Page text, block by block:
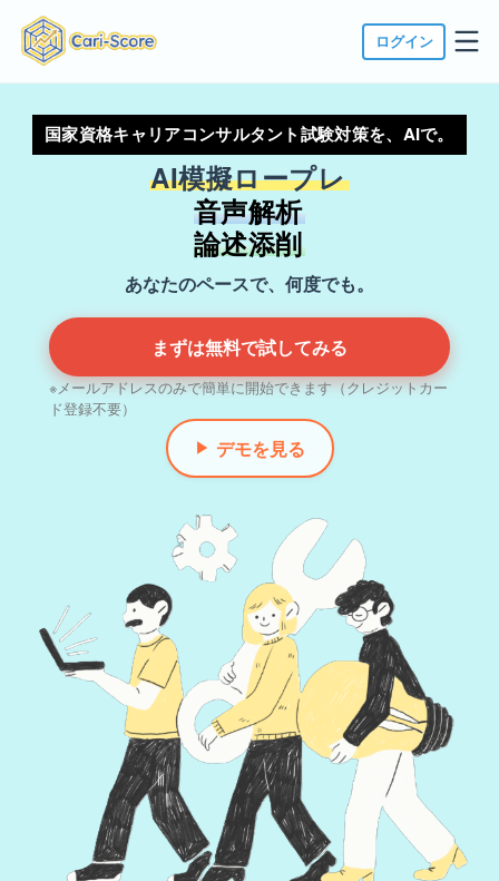
ログイン
国家資格キャリアコンサルタント試験対策を、AIで。
AI模擬ロープレ
音声解析
論述添削
あなたのペースで、何度でも。
まずは無料で試してみる
※メールアドレスのみで簡単に開始できます（クレジットカー
ド登録不要）
▶ デモを見る